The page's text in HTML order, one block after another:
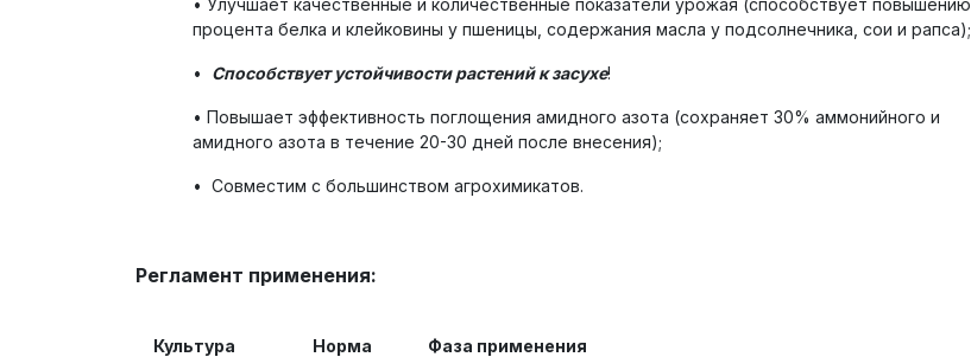
процента белка и клейковины у пшеницы, содержания масла у подсолнечника, сои и рапса);
• Способствует устойчивости растений к засухе!
• Повышает эффективность поглощения амидного азота (сохраняет 30% аммонийного и
амидного азота в течение 20-30 дней после внесения);
• Совместим с большинством агрохимикатов.
Регламент применения:
Культура Норма Фаза применения